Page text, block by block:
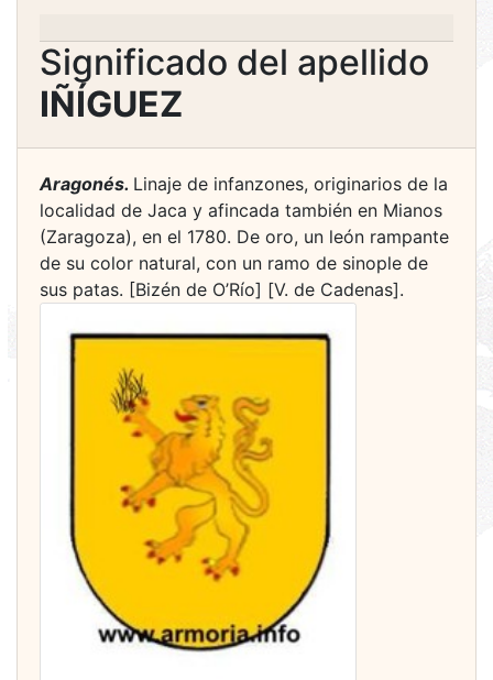
Significado del apellido
IÑÍGUEZ
Aragonés. Linaje de infanzones, originarios de la
localidad de Jaca y afincada también en Mianos
(Zaragoza), en el 1780. De oro, un león rampante
de su color natural, con un ramo de sinople de
sus patas. [Bizén de O’Río] [V. de Cadenas].